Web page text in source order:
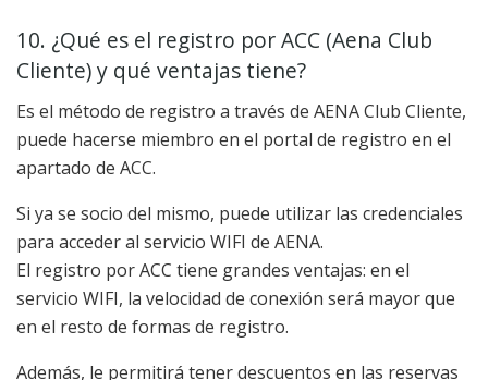
10. ¿Qué es el registro por ACC (Aena Club
Cliente) y qué ventajas tiene?
Es el método de registro a través de AENA Club Cliente,
puede hacerse miembro en el portal de registro en el
apartado de ACC.
Si ya se socio del mismo, puede utilizar las credenciales
para acceder al servicio WIFI de AENA.
El registro por ACC tiene grandes ventajas: en el
servicio WIFI, la velocidad de conexión será mayor que
en el resto de formas de registro.
Además, le permitirá tener descuentos en las reservas